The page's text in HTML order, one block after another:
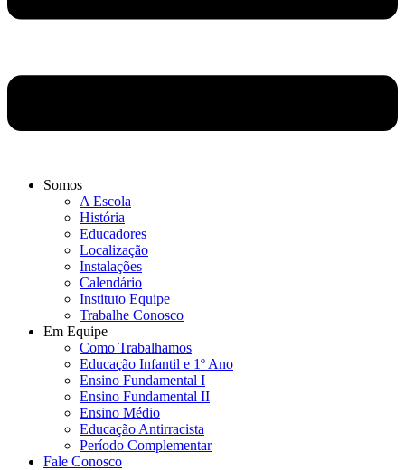
Somos
A Escola
História
Educadores
Localização
Instalações
Calendário
Instituto Equipe
Trabalhe Conosco
Em Equipe
Como Trabalhamos
Educação Infantil e 1º Ano
Ensino Fundamental I
Ensino Fundamental II
Ensino Médio
Educação Antirracista
Período Complementar
Fale Conosco